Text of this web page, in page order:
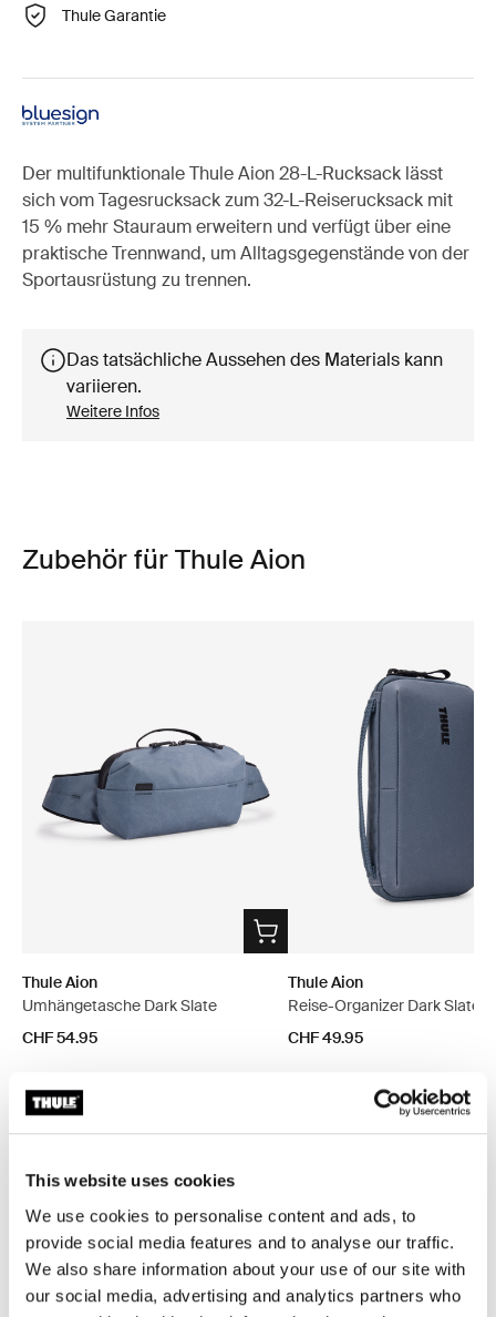
This website uses cookies
We use cookies to personalise content and ads, to
provide social media features and to analyse our traffic.
We also share information about your use of our site with
our social media, advertising and analytics partners who
Thule Garantie
Der multifunktionale Thule Aion 28-L-Rucksack lässt
sich vom Tagesrucksack zum 32-L-Reiserucksack mit
15 % mehr Stauraum erweitern und verfügt über eine
praktische Trennwand, um Alltagsgegenstände von der
Sportausrüstung zu trennen.
Das tatsächliche Aussehen des Materials kann
variieren.
Weitere Infos
Zubehör für Thule Aion
Thule Aion
Umhängetasche Dark Slate
CHF 54.95
Thule Aion
Reise-Organizer Dark Slate
CHF 49.95
Beschreibung des Produkts
Toggle features
Alle Eigenschaften